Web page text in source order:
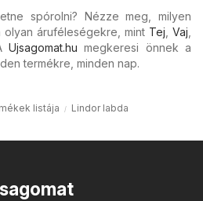
spórolni? Nézze meg, milyen
áruféleségekre, mint Tej Vaj
Ujsagomat.hu megkeresi önnek a
termékre, minden nap.
listája Lindor labda